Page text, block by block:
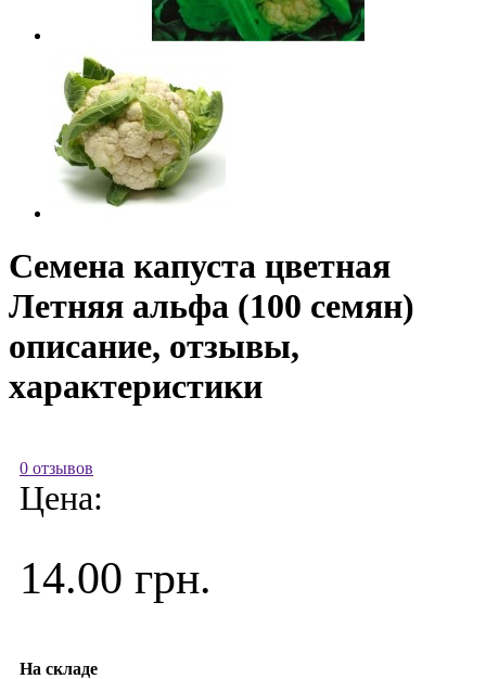
Семена капуста цветная
Летняя альфа (100 семян)
описание, отзывы,
характеристики
0 отзывов
Цена:
14.00 грн.
На складе